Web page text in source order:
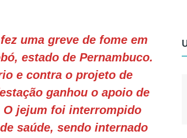
uma greve de fome em
estado de Pernambuco.
e contra o projeto de
ganhou o apoio de
O jejum foi interrompido
saúde, sendo internado